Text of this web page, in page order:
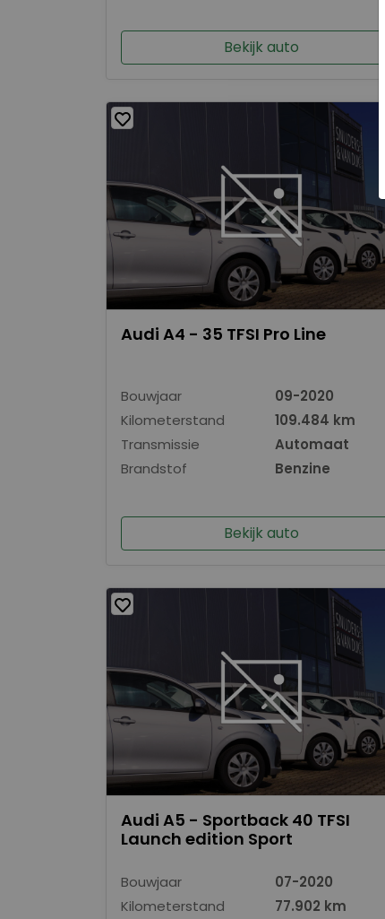
Bekijk auto
Audi A4 - 35 TFSI Pro Line
Bouwjaar
09-2020
Kilometerstand
109.484 km
Transmissie
Automaat
Brandstof
Benzine
Bekijk auto
Audi A5 - Sportback 40 TFSI
Launch edition Sport
Bouwjaar
07-2020
Kilometerstand
77.902 km